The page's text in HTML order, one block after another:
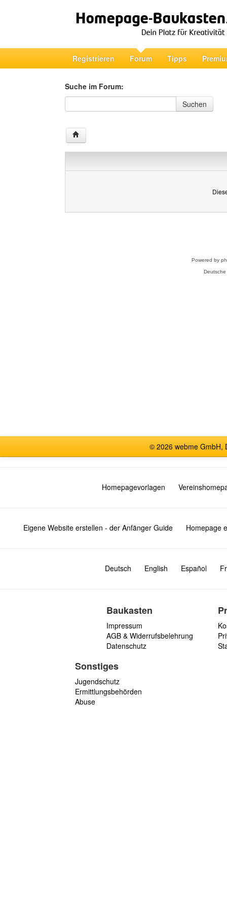
Registrieren Forum Tipps
Suche im Forum:
Suche im Forum
Suchen
Powered by
© 2026 webme GmbH,
Homepagevorlagen
Eigene Website erstellen - der Anfänger Guide Homepage
Deutsch English Español
Baukasten
Impressum
AGB & Widerrufsbelehrung
Datenschutz
Sonstiges
Jugendschutz
Ermittlungsbehörden
Abuse